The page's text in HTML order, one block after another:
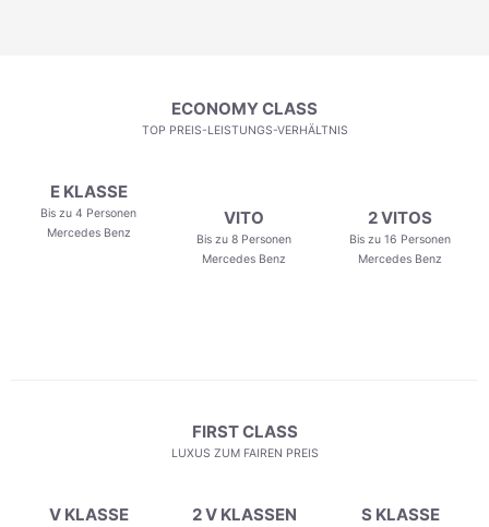
ECONOMY CLASS
TOP PREIS-LEISTUNGS-VERHÄLTNIS
E KLASSE
Bis zu 4 Personen
Mercedes Benz
VITO
Bis zu 8 Personen
Mercedes Benz
2 VITOS
Bis zu 16 Personen
Mercedes Benz
FIRST CLASS
LUXUS ZUM FAIREN PREIS
V KLASSE 2 V KLASSEN S KLASSE